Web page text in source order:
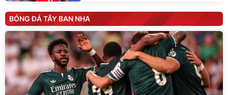
BÓNG ĐÁ TÂY BAN NHA